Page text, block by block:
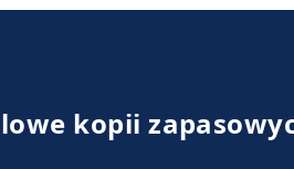
kopii